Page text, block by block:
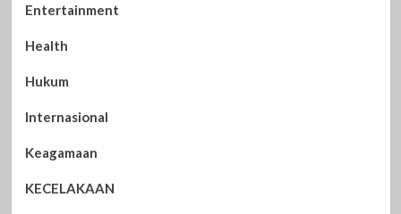
Entertainment
Health
Hukum
Internasional
Keagamaan
KECELAKAAN